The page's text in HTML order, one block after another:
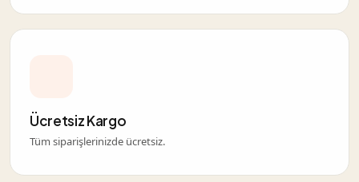
Ücretsiz Kargo
Tüm siparişlerinizde ücretsiz.